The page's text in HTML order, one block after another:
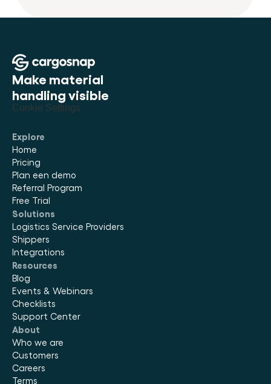
Make material
handling visible
Cookie Settings
Explore
Home
Pricing
Plan een demo
Referral Program
Free Trial
Solutions
Logistics Service Providers
Shippers
Integrations
Resources
Blog
Events & Webinars
Checklists
Support Center
About
Who we are
Customers
Careers
Terms